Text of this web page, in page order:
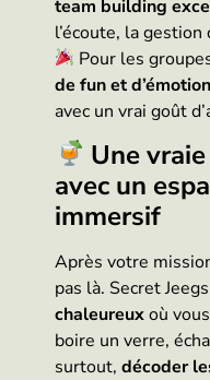
team building
l’écoute, la
Pour les
de fun et d’émotion
avec un vrai goût
Une
avec un
immersif
Après votre
pas là. Secret
chaleureuxoù
boire un verre,
surtout, décoder